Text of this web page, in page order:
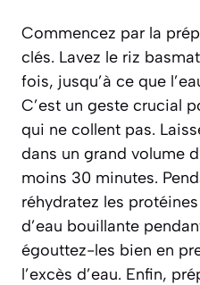
Commencez par la
clés. Lavez le riz
fois, jusqu’à ce que
C’est un geste crucial
qui ne collent pas.
dans un grand volume
moins 30 minutes.
réhydratez les
d’eau bouillante
égouttez-les bien en
l’excès d’eau. Enfin,